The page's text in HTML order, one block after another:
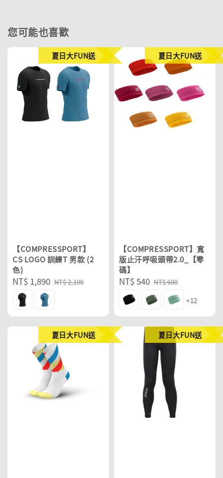
您可能也喜歡
夏日大FUN送
【COMPRESSPORT】
CS LOGO 訓練T 男款 (2
色)
Sale
price
NT$ 1,890 Regular
NT$ 2,100
夏日大FUN送
【COMPRESSPORT】寬
版止汗呼吸頭帶2.0_【零
碼】
Sale
price
NT$ 540 Regular
price
NT$ 600
+12
夏日大FUN送 夏日大FUN送